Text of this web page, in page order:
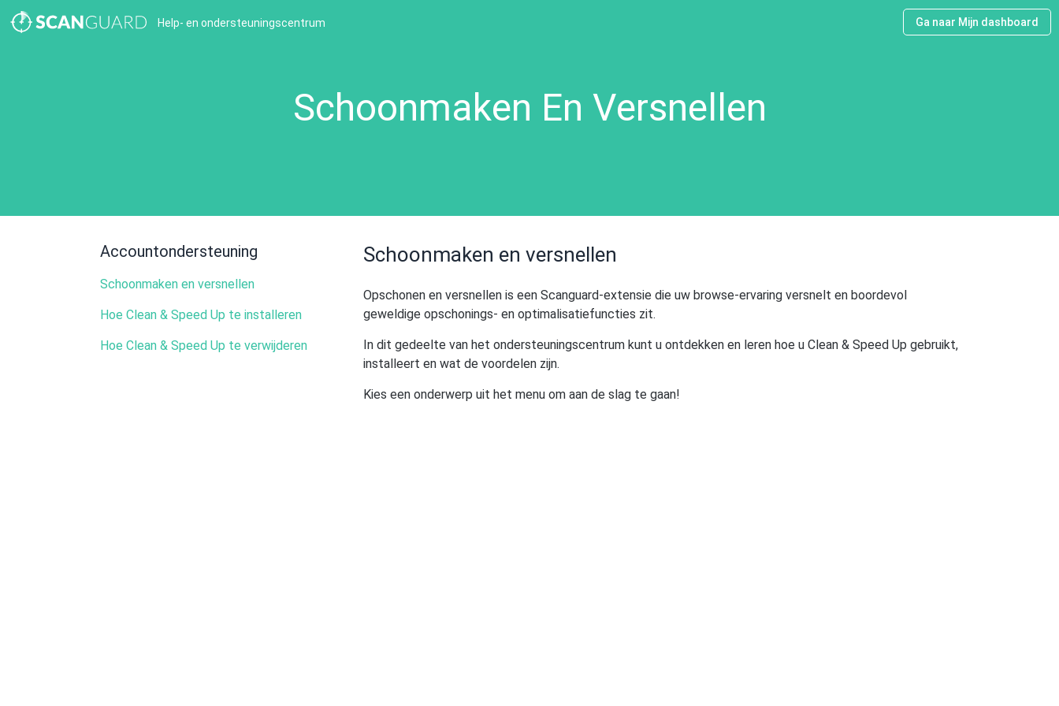
Help- en ondersteuningscentrum Ga naar Mijn dashboard
Schoonmaken En Versnellen
Accountondersteuning
Schoonmaken en versnellen
Hoe Clean & Speed Up te installeren
Hoe Clean & Speed Up te verwijderen
Schoonmaken en versnellen
Opschonen en versnellen is een Scanguard-extensie die uw browse-ervaring versnelt en boordevol
geweldige opschonings- en optimalisatiefuncties zit.
In dit gedeelte van het ondersteuningscentrum kunt u ontdekken en leren hoe u Clean & Speed Up gebruikt,
installeert en wat de voordelen zijn.
Kies een onderwerp uit het menu om aan de slag te gaan!